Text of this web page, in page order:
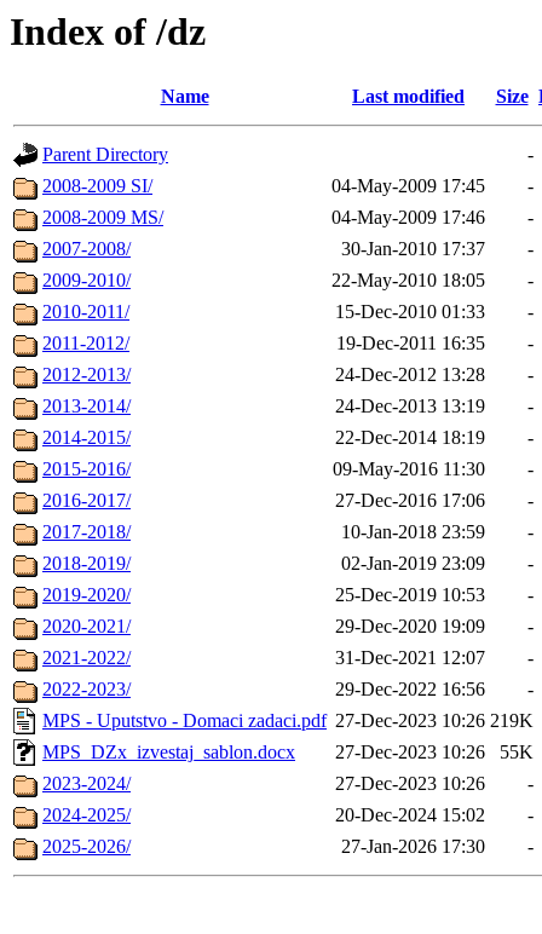
Index of /dz
Name Last modified Size
Parent Directory
-
2008-2009 SI/
04-May-2009 17:45
-
2008-2009 MS/
04-May-2009 17:46
-
2007-2008/
30-Jan-2010 17:37
-
2009-2010/
22-May-2010 18:05
-
2010-2011/
15-Dec-2010 01:33
-
2011-2012/
19-Dec-2011 16:35
-
2012-2013/
24-Dec-2012 13:28
-
2013-2014/
24-Dec-2013 13:19
-
2014-2015/
22-Dec-2014 18:19
-
2015-2016/
09-May-2016 11:30
-
2016-2017/
27-Dec-2016 17:06
-
2017-2018/
10-Jan-2018 23:59
-
2018-2019/
02-Jan-2019 23:09
-
2019-2020/
25-Dec-2019 10:53
-
2020-2021/
29-Dec-2020 19:09
-
2021-2022/
31-Dec-2021 12:07
-
2022-2023/
29-Dec-2022 16:56
-
MPS - Uputstvo - Domaci zadaci.pdf 27-Dec-2023 10:26 219K
MPS_DZx_izvestaj_sablon.docx
27-Dec-2023 10:26
55K
2023-2024/
27-Dec-2023 10:26
-
2024-2025/
20-Dec-2024 15:02
-
2025-2026/
27-Jan-2026 17:30 -